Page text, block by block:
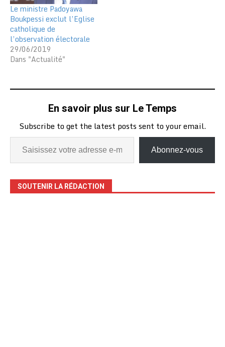
Le ministre Padoyawa
Boukpessi exclut l’Eglise
catholique de
l’observation électorale
29/06/2019
Dans "Actualité"
En savoir plus sur Le Temps
Subscribe to get the latest posts sent to your email.
Abonnez-vous
SOUTENIR LA RÉDACTION